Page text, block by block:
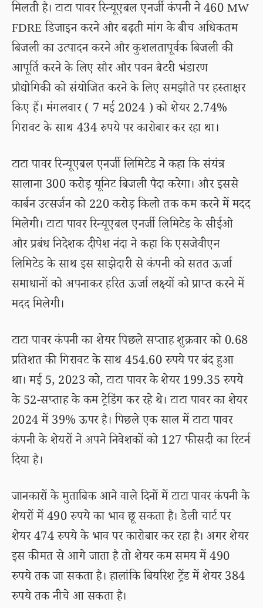
मिलती है। टाटा पावर रिन्यूएबल एनर्जी कंपनी ने 460 MW
FDRE डिजाइन करने और बढ़ती मांग के बीच अधिकतम
बिजली का उत्पादन करने और कुशलतापूर्वक बिजली की
आपूर्ति करने के लिए सौर और पवन बैटरी भंडारण
प्रौद्योगिकी को संयोजित करने के लिए समझौते पर हस्ताक्षर
किए हैं। मंगलवार ( 7 मई 2024 ) को शेयर 2.74%
गिरावट के साथ 434 रुपये पर कारोबार कर रहा था।
टाटा पावर रिन्यूएबल एनर्जी लिमिटेड ने कहा कि संयंत्र
सालाना 300 करोड़ यूनिट बिजली पैदा करेगा। और इससे
कार्बन उत्सर्जन को 220 करोड़ किलो तक कम करने में मदद
मिलेगी। टाटा पावर रिन्यूएबल एनर्जी लिमिटेड के सीईओ
और प्रबंध निदेशक दीपेश नंदा ने कहा कि एसजेवीएन
लिमिटेड के साथ इस साझेदारी से कंपनी को सतत ऊर्जा
समाधानों को अपनाकर हरित ऊर्जा लक्ष्यों को प्राप्त करने में
मदद मिलेगी।
टाटा पावर कंपनी का शेयर पिछले सप्ताह शुक्रवार को 0.68
प्रतिशत की गिरावट के साथ 454.60 रुपये पर बंद हुआ
था। मई 5, 2023 को, टाटा पावर के शेयर 199.35 रुपये
के 52-सप्ताह के कम ट्रेडिंग कर रहे थे। टाटा पावर का शेयर
2024 में 39% ऊपर है। पिछले एक साल में टाटा पावर
कंपनी के शेयरों ने अपने निवेशकों को 127 फीसदी का रिटर्न
दिया है।
जानकारों के मुताबिक आने वाले दिनों में टाटा पावर कंपनी के
शेयरों में 490 रुपये का भाव छू सकता है। डेली चार्ट पर
शेयर 474 रुपये के भाव पर कारोबार कर रहा है। अगर शेयर
इस कीमत से आगे जाता है तो शेयर कम समय में 490
रुपये तक जा सकता है। हालांकि बियरिश ट्रेंड में शेयर 384
रुपये तक नीचे आ सकता है।